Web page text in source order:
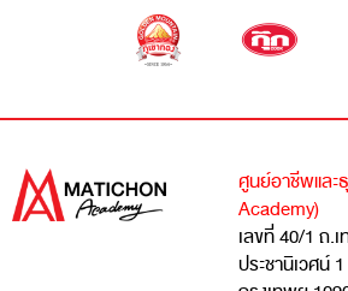
ศูนย์อาชีพและ
Academy)
เลขที่ 40/1 ถ.
ประชานิเวศน์